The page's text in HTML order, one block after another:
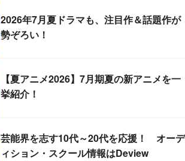
2026年7月夏ドラマも、注目作＆話題作が
勢ぞろい！
【夏アニメ2026】7月期夏の新アニメを一
挙紹介！
芸能界を志す10代～20代を応援！ オーデ
ィション・スクール情報はDeview